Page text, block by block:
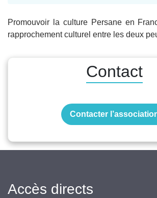
Promouvoir la culture Persane en
rapprochement culturel entre les deux
Contact
Contacter
Accès directs